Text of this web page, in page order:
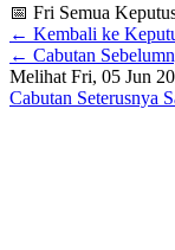
📅 Fri Semua
← Kembali ke
← Cabutan
Melihat Fri, 05 Jun
Cabutan Seterusnya